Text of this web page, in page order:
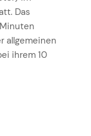
Das
allgemeinen
ihrem 10